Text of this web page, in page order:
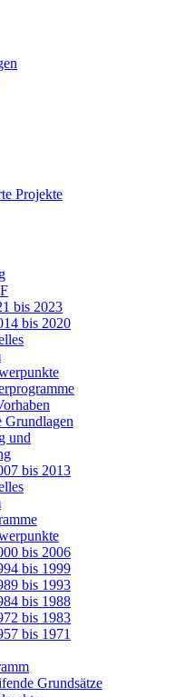
Pro­jek­te
bis 2023
bis 2020
Grund­la­gen
und
bis 2013
bis 2006
bis 1999
bis 1993
bis 1988
bis 1983
bis 1971
Grund­sät­ze